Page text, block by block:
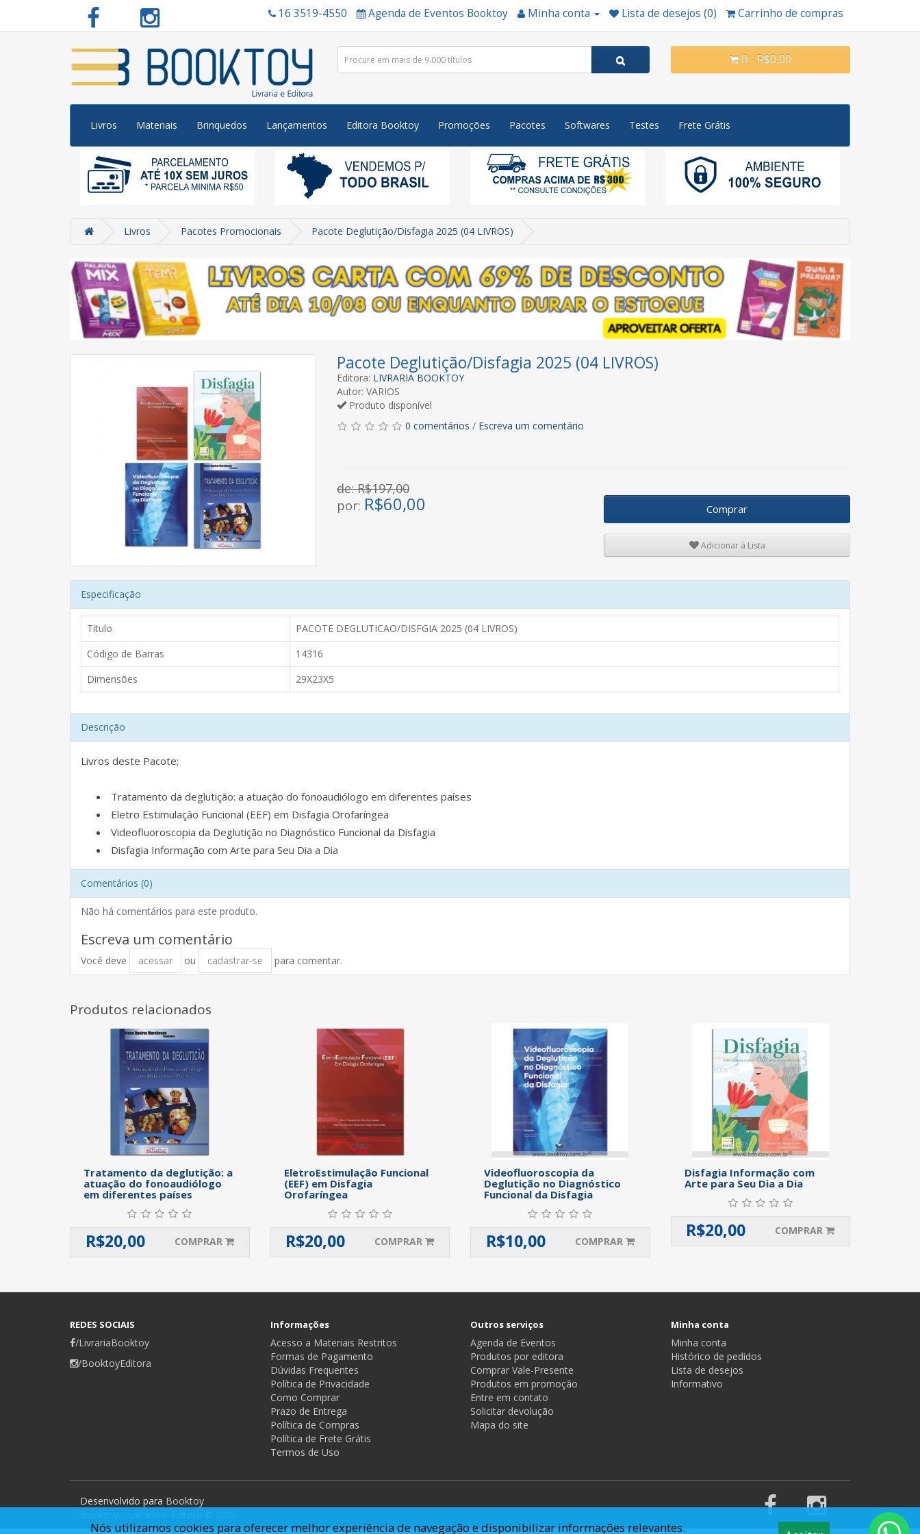
16 3519-4550 Agenda de Eventos Booktoy Minha conta Lista de desejos (0) Carrinho de compras
0 - R$0,00
Livros Materiais Brinquedos Lançamentos Editora Booktoy Promoções Pacotes Softwares Testes Frete Grátis
Livros Pacotes Promocionais Pacote Deglutição/Disfagia 2025 (04 LIVROS)
Pacote Deglutição/Disfagia 2025 (04 LIVROS)
Editora: LIVRARIA BOOKTOY
Autor: VARIOS
Produto disponível
0 comentários / Escreva um comentário
de: R$197,00
por: R$60,00 Comprar
Adicionar à Lista
Especificação
Título
PACOTE DEGLUTICAO/DISFGIA 2025 (04 LIVROS)
Código de Barras
14316
Dimensões
29X23X5
Descrição
Livros deste Pacote;
Tratamento da deglutição: a atuação do fonoaudiólogo em diferentes países
Eletro Estimulação Funcional (EEF) em Disfagia Orofaríngea
Videofluoroscopia da Deglutição no Diagnóstico Funcional da Disfagia
Disfagia Informação com Arte para Seu Dia a Dia
Comentários (0)
Não há comentários para este produto.
Escreva um comentário
Você deve acessar ou cadastrar-se para comentar.
Produtos relacionados
Tratamento da deglutição: a
atuação do fonoaudiólogo
em diferentes países
R$20,00 COMPRAR
EletroEstimulação Funcional
(EEF) em Disfagia
Orofaríngea
R$20,00 COMPRAR
Videofluoroscopia da
Deglutição no Diagnóstico
Funcional da Disfagia
R$10,00 COMPRAR
Disfagia Informação com
Arte para Seu Dia a Dia
R$20,00 COMPRAR
REDES SOCIAIS
/LivrariaBooktoy
/BooktoyEditora
Informações
Acesso a Materiais Restritos
Formas de Pagamento
Dúvidas Frequentes
Política de Privacidade
Como Comprar
Prazo de Entrega
Política de Compras
Política de Frete Grátis
Termos de Uso
Outros serviços
Agenda de Eventos
Produtos por editora
Comprar Vale-Presente
Produtos em promoção
Entre em contato
Solicitar devolução
Mapa do site
Minha conta
Minha conta
Histórico de pedidos
Lista de desejos
Informativo
Desenvolvido para Booktoy
Nós utilizamos cookies para oferecer melhor experiência de navegação e disponibilizar informações relevantes.